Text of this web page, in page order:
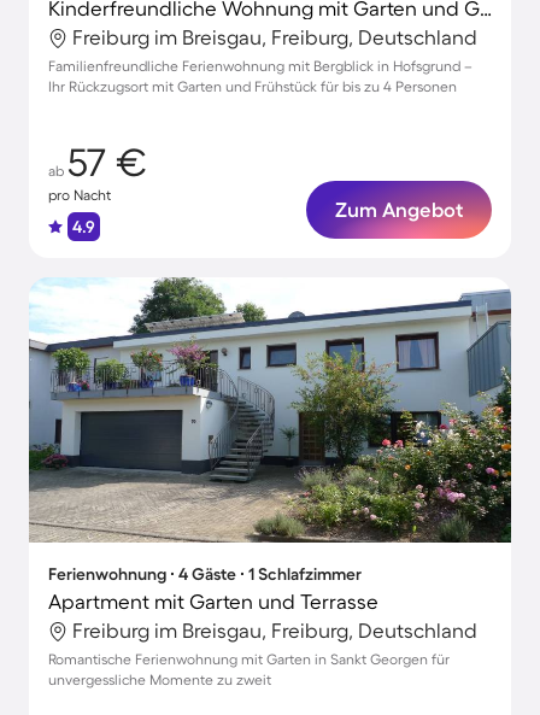
Kinderfreundliche Wohnung mit Garten und Grill | Bergblick | Skifahren in der Nähe
Freiburg im Breisgau, Freiburg, Deutschland
Familienfreundliche Ferienwohnung mit Bergblick in Hofsgrund –
Ihr Rückzugsort mit Garten und Frühstück für bis zu 4 Personen
ab 57 €
pro Nacht
4.9
Zum Angebot
Ferienwohnung ∙ 4 Gäste ∙ 1 Schlafzimmer
Apartment mit Garten und Terrasse
Freiburg im Breisgau, Freiburg, Deutschland
Romantische Ferienwohnung mit Garten in Sankt Georgen für
unvergessliche Momente zu zweit